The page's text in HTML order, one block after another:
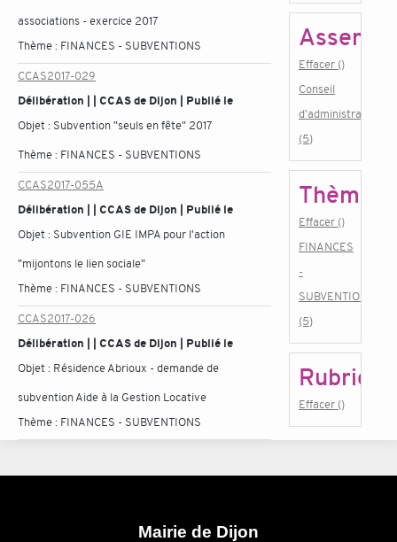
associations - exercice 2017
Thème : FINANCES - SUBVENTIONS
CCAS2017-029
Délibération | | CCAS de Dijon | Publié le
Objet : Subvention "seuls en fête" 2017
Thème : FINANCES - SUBVENTIONS
CCAS2017-055A
Délibération | | CCAS de Dijon | Publié le
Objet : Subvention GIE IMPA pour l'action
"mijontons le lien sociale"
Thème : FINANCES - SUBVENTIONS
CCAS2017-026
Délibération | | CCAS de Dijon | Publié le
Objet : Résidence Abrioux - demande de
subvention Aide à la Gestion Locative
Thème : FINANCES - SUBVENTIONS
Effacer ()
Conseil
d'administration
(5)
Thème
Effacer ()
FINANCES
-
SUBVENTIONS
(5)
Rubrique
Effacer ()
Mairie de Dijon